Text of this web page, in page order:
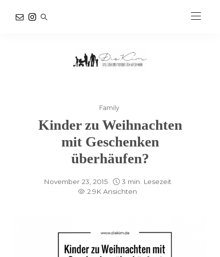
Family
Kinder zu Weihnachten
mit Geschenken
überhäufen?
November 23, 2015
3 min. Lesezeit
2.9K Ansichten